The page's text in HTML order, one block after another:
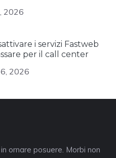
2026
i servizi Fastweb
per il call center
2026
ornare posuere. Morbi non